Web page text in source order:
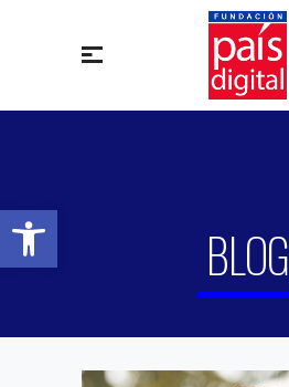
Abrir barra de herramientas
BLOG